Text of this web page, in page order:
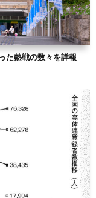
た熱戦の数々を詳報